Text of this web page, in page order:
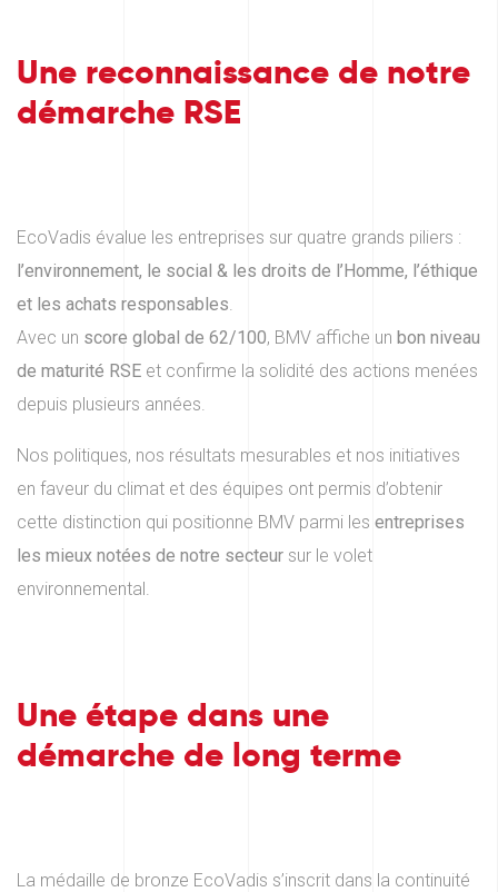
Une reconnaissance de notre
démarche RSE
EcoVadis évalue les entreprises sur quatre grands piliers :
l’environnement, le social & les droits de l’Homme, l’éthique
et les achats responsables.
Avec un score global de 62/100, BMV affiche un bon niveau
de maturité RSE et confirme la solidité des actions menées
depuis plusieurs années.
Nos politiques, nos résultats mesurables et nos initiatives
en faveur du climat et des équipes ont permis d’obtenir
cette distinction qui positionne BMV parmi les entreprises
les mieux notées de notre secteur sur le volet
environnemental.
Une étape dans une
démarche de long terme
La médaille de bronze EcoVadis s’inscrit dans la continuité